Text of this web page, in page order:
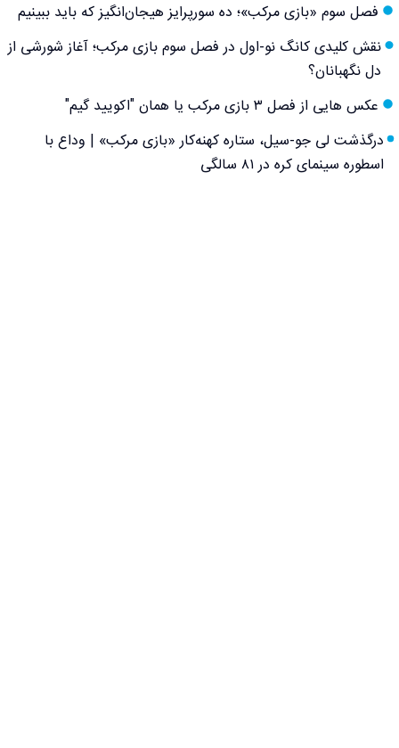
فصل سوم «بازی مرکب»؛ ده سورپرایز هیجان‌انگیز که باید ببینیم
نقش کلیدی کانگ نو-اول در فصل سوم بازی مرکب؛ آغاز شورشی از
دل نگهبانان؟
عکس هایی از فصل ۳ بازی مرکب یا همان "اکویید گیم"
درگذشت لی جو-سیل، ستاره کهنه‌کار «بازی مرکب» | وداع با
اسطوره سینمای کره در ۸۱ سالگی